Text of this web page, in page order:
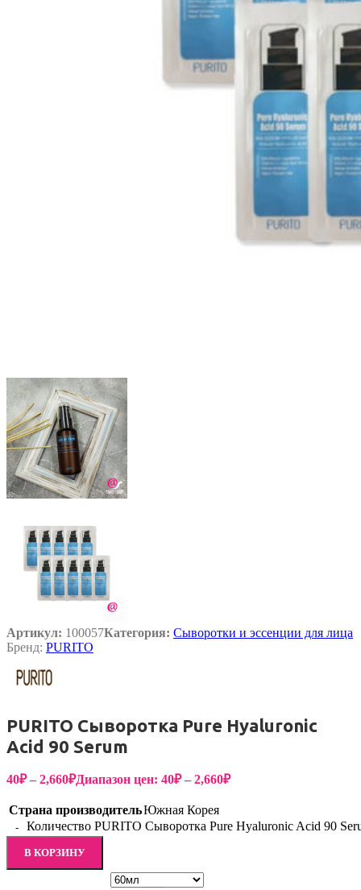
Артикул: 100057Категория: Сыворотки и эссенции для лица
Бренд: PURITO
PURITO Сыворотка Pure Hyaluronic
Acid 90 Serum
40₽ – 2,660₽Диапазон цен: 40₽ – 2,660₽
Страна производительЮжная Корея
Количество PURITO Сыворотка Pure Hyaluronic Acid 90
В КОРЗИНУ